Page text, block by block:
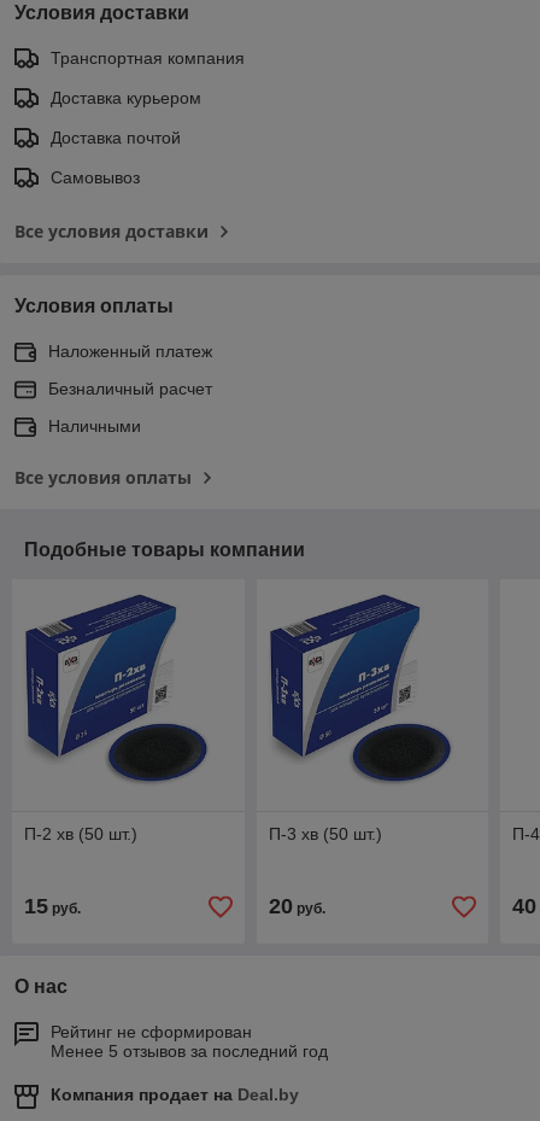
Условия доставки
Транспортная компания
Доставка курьером
Доставка почтой
Самовывоз
Все условия доставки
Условия оплаты
Наложенный платеж
Безналичный расчет
Наличными
Все условия оплаты
Подобные товары компании
П-2 хв (50 шт.)
15 руб.
П-3 хв (50 шт.)
20руб.
П-
40
О нас
Рейтинг не сформирован
Менее 5 отзывов за последний год
Компания продает на Deal.by